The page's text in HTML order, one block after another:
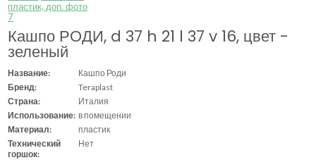
Кашпо РОДИ, d 37 h 21 l 37 v 16, цвет -
зеленый
Название:
Кашпо Роди
Бренд:
Teraplast
Страна:
Италия
Использование: в помещении
Материал:
пластик
Технический
горшок:
Нет